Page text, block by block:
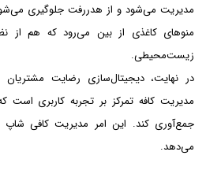
مدیریت می‌شود و از هدررفت جلوگیری
منوهای کاغذی از بین می‌رود که هم از
زیست‌محیطی.
در نهایت، دیجیتال‌سازی رضایت
مدیریت کافه تمرکز بر تجربه کاربری است
جمع‌آوری کند. این امر مدیریت کافی
می‌دهد.